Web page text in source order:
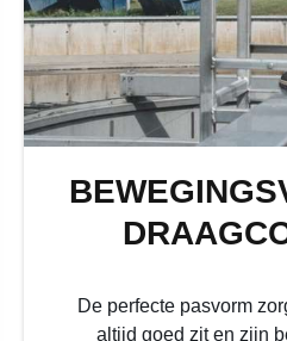
De perfecte pasvorm
altijd goed zit en zijn